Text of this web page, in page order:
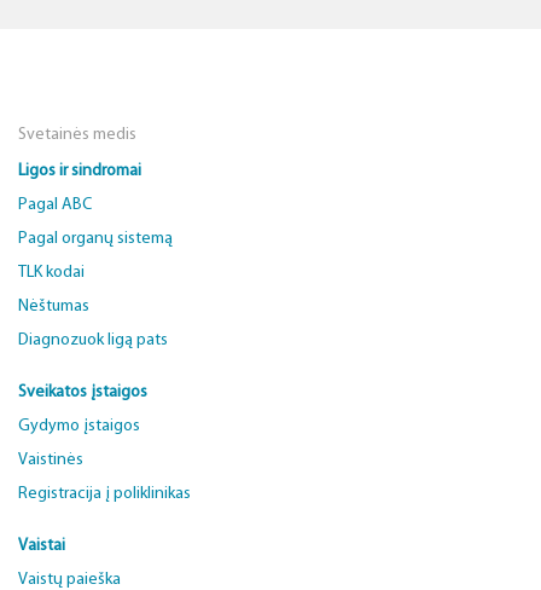
Svetainės medis
Ligos ir sindromai
Pagal ABC
Pagal organų sistemą
TLK kodai
Nėštumas
Diagnozuok ligą pats
Sveikatos įstaigos
Gydymo įstaigos
Vaistinės
Registracija į poliklinikas
Vaistai
Vaistų paieška